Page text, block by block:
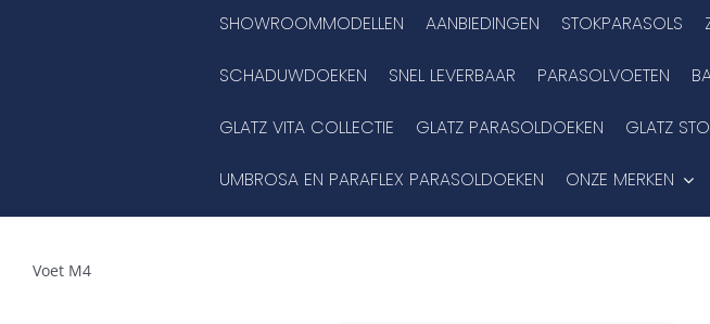
SHOWROOMMODELLEN AANBIEDINGEN STOKPARASOLS
SCHADUWDOEKEN SNEL LEVERBAAR PARASOLVOETEN
GLATZ VITA COLLECTIE GLATZ PARASOLDOEKEN GLATZ
UMBROSA EN PARAFLEX PARASOLDOEKEN ONZE MERKEN
Voet M4